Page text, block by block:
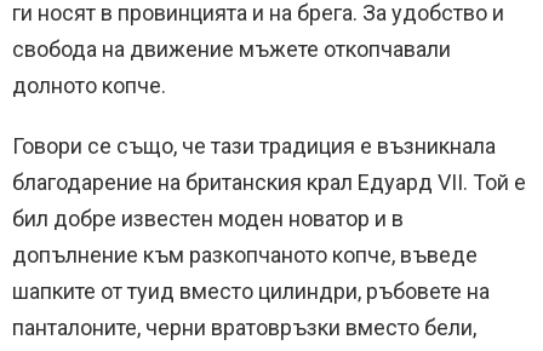
ги носят в провинцията и на брега. За удобство и
свобода на движение мъжете откопчaвали
долното копче.
Говори се също, че тази традиция е възникнала
благодарение на британския крал Едуард VII. Той е
бил добре известен моден новатор и в
допълнение към разкопчаното копче, въведе
шапките от туид вместо цилиндри, ръбовете на
панталоните, черни вратовръзки вместо бели,